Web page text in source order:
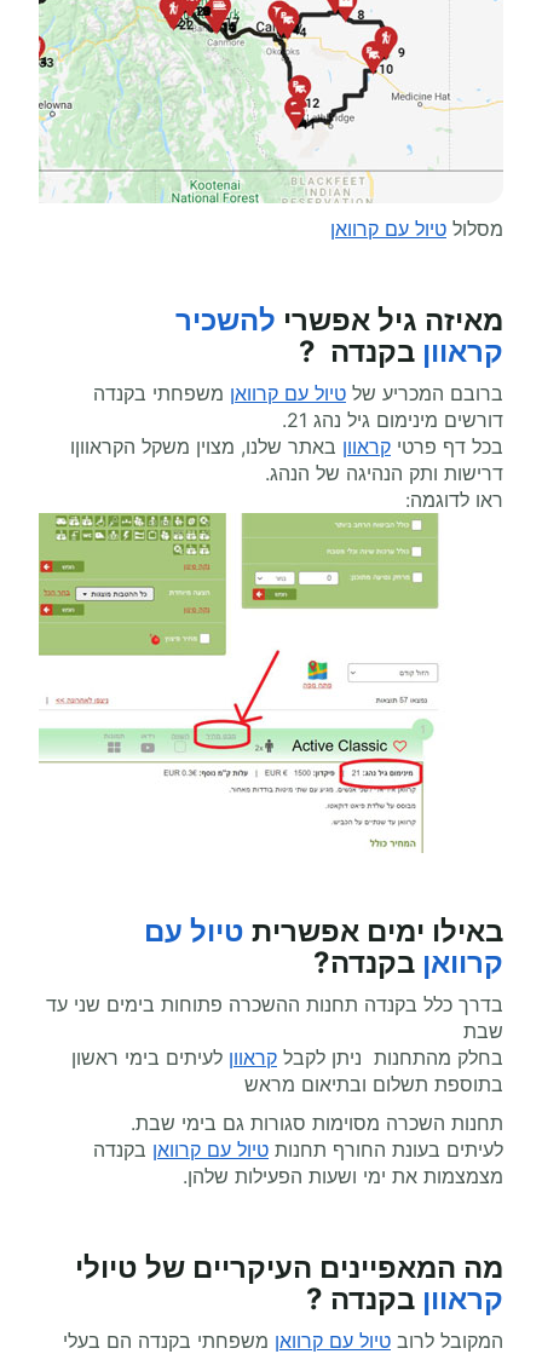
מסלול טיול עם קרוואן
מאיזה גיל אפשרי להשכיר
קראוון בקנדה ?
ברובם המכריע של טיול עם קרוואן משפחתי בקנדה
דורשים מינימום גיל נהג 21.
בכל דף פרטי קראוון באתר שלנו, מצוין משקל הקראווןו
דרישות ותק הנהיגה של הנהג.
ראו לדוגמה:
באילו ימים אפשרית טיול עם
קרוואן בקנדה?
בדרך כלל בקנדה תחנות ההשכרה פתוחות בימים שני עד
שבת
בחלק מהתחנות ניתן לקבל קראוון לעיתים בימי ראשון
בתוספת תשלום ובתיאום מראש
תחנות השכרה מסוימות סגורות גם בימי שבת.
לעיתים בעונת החורף תחנות טיול עם קרוואן בקנדה
מצמצמות את ימי ושעות הפעילות שלהן.
מה המאפיינים העיקריים של טיולי
קראוון בקנדה ?
המקובל לרוב טיול עם קרוואן משפחתי בקנדה הם בעלי